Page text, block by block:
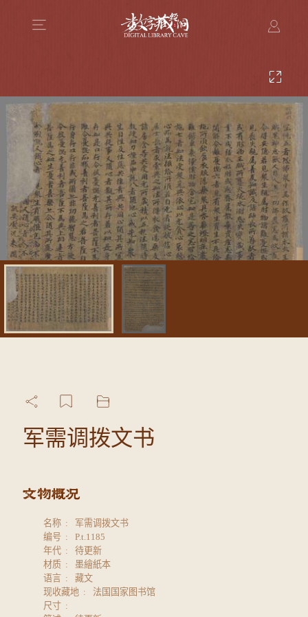
军需调拨文书
名称
军需调拨文书
编号
P.t.1185
年代
待更新
材质
墨繪紙本
语言
藏文
现收藏地
法国国家图书馆
尺寸